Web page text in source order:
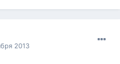
2013